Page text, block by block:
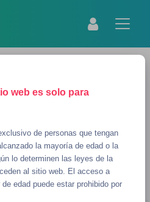
web es solo para
de personas que tengan
la mayoría de edad o la
lo determinen las leyes de la
al sitio web. El acceso a
edad puede estar prohibido por
para sexting